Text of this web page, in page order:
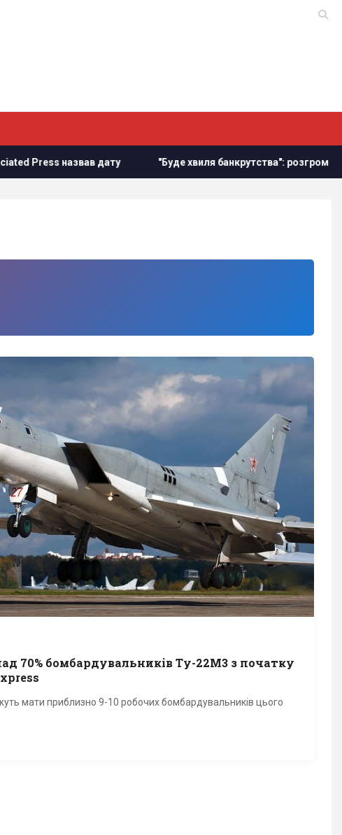
назвав дату "Буде хвиля банкрутства": розгром складів
70% бомбардувальників Ту-22М3 з початку
мати приблизно 9-10 робочих бомбардувальників цього